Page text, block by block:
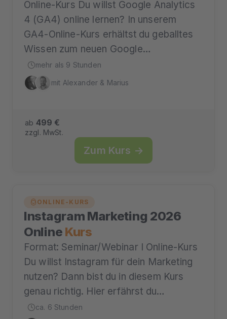
Online-Kurs Du willst Google Analytics
4 (GA4) online lernen? In unserem
GA4-Online-Kurs erhältst du geballtes
Wissen zum neuen Google…
mehr als 9 Stunden
mit Alexander & Marius
ab 499 €
zzgl. MwSt.
Zum Kurs →
ONLINE-KURS
Instagram Marketing 2026
Online Kurs
Format: Seminar/Webinar I Online-Kurs
Du willst Instagram für dein Marketing
nutzen? Dann bist du in diesem Kurs
genau richtig. Hier erfährst du…
ca. 6 Stunden